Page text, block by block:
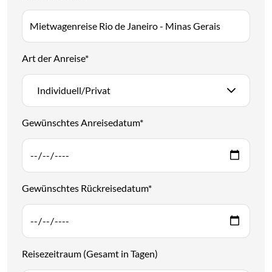
Art der Anreise*
Individuell/Privat
Gewünschtes Anreisedatum*
Gewünschtes Rückreisedatum*
Reisezeitraum (Gesamt in Tagen)